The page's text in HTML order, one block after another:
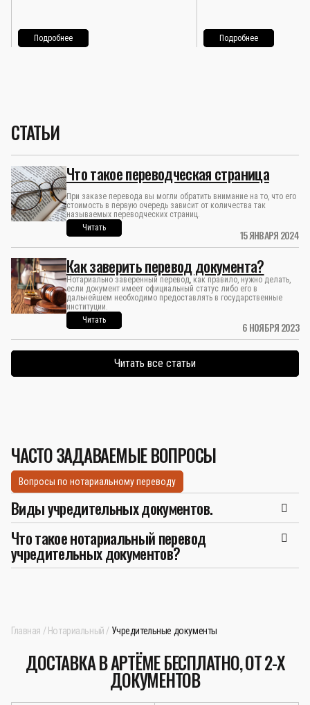
Подробнее Подробнее
СТАТЬИ
15 ЯНВАРЯ 2024
Что такое переводческая страница
При заказе перевода вы могли обратить внимание на то, что его
стоимость в первую очередь зависит от количества так
называемых переводческих страниц.
Читать
6 НОЯБРЯ 2023
Как заверить перевод документа?
Нотариально заверенный перевод, как правило, нужно делать,
если документ имеет официальный статус либо его в
дальнейшем необходимо предоставлять в государственные
институции.
Читать
Читать все статьи
ЧАСТО ЗАДАВАЕМЫЕ ВОПРОСЫ
Вопросы по нотариальному переводу
Виды учредительных документов.
Что такое нотариальный перевод
учредительных документов?
Главная Нотариальный Учредительные документы
ДОСТАВКА В АРТЁМЕ БЕСПЛАТНО, ОТ 2-Х
ДОКУМЕНТОВ